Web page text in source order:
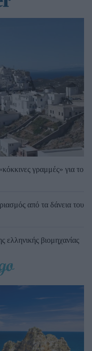
γραμμές» για το
από τα δάνεια του
ελληνικής βιομηχανίας